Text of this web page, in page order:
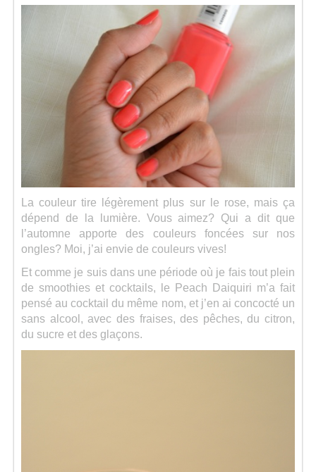
La couleur tire légèrement plus sur le rose, mais ça
dépend de la lumière. Vous aimez? Qui a dit que
l’automne apporte des couleurs foncées sur nos
ongles? Moi, j’ai envie de couleurs vives!
Et comme je suis dans une période où je fais tout plein
de smoothies et cocktails, le Peach Daiquiri m’a fait
pensé au cocktail du même nom, et j’en ai concocté un
sans alcool, avec des fraises, des pêches, du citron,
du sucre et des glaçons.